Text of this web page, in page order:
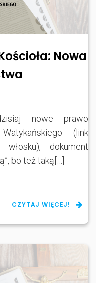
Nowa
nowe prawo
(link
dokument
bo też taką[…]
CZYTAJ WIĘCEJ!